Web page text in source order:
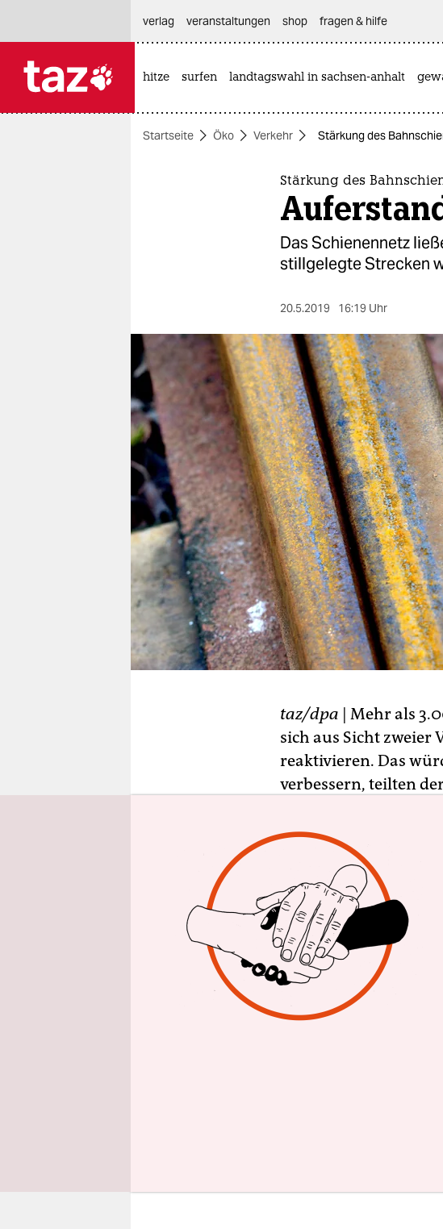
themen
berlin
nord
wahrheit
verlag
verlag
veranstaltungen
shop
fragen & hilfe
unterstützen
abo
verlag
veranstaltungen shop fragen & hilfe
hitze surfen landtagswahl in sachsen-anhalt
Startseite Öko Verkehr Stärkung des
Stärkung des
Das Schienennetz
stillgelegte Strecken
20.5.2019 16:19 Uhr
taz/dpa | Mehr als
sich aus Sicht zweier
reaktivieren. Das
verbessern, teilten
Pressekonferenz in
Damit könnten
geschlossenund die
werden.